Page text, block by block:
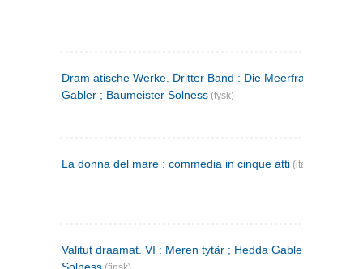
Dram atische Werke. Dritter Band : Die Meerfrau ; Hedda
Gabler ; Baumeister Solness (tysk)
La donna del mare : commedia in cinque atti (italiensk)
Valitut draamat. VI : Meren tytär ; Hedda Gabler ;